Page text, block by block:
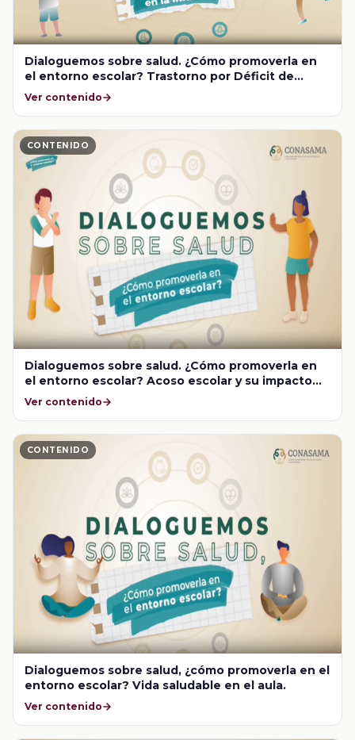
Dialoguemos sobre salud. ¿Cómo promoverla en
el entorno escolar? Trastorno por Déficit de
Atención e Hiperactividad en la infancia
Ver contenido
CONTENIDO
Dialoguemos sobre salud. ¿Cómo promoverla en
el entorno escolar? Acoso escolar y su impacto
en el salón de clases
Ver contenido
CONTENIDO
Dialoguemos sobre salud, ¿cómo promoverla en el
entorno escolar? Vida saludable en el aula.
Ver contenido